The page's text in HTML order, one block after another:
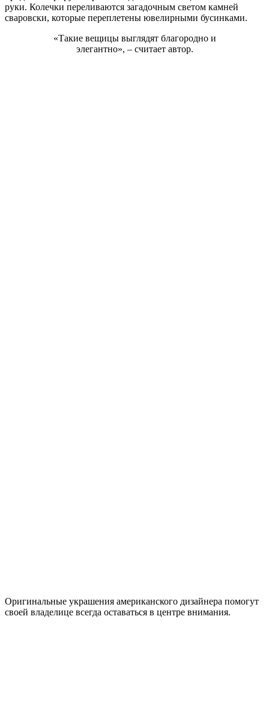
руки. Колечки переливаются загадочным светом камней
сваровски, которые переплетены ювелирными бусинками.
«Такие вещицы выглядят благородно и
элегантно», – считает автор.
Оригинальные украшения американского дизайнера помогут
своей владелице всегда оставаться в центре внимания.